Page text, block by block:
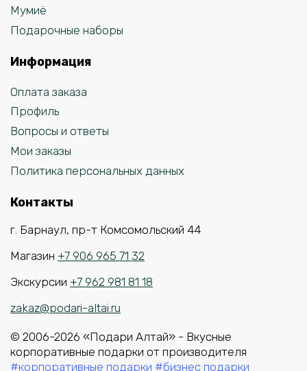
Мумиё
Подарочные наборы
Информация
Оплата заказа
Профиль
Вопросы и ответы
Мои заказы
Политика персональных данных
Контакты
г. Барнаул, пр-т Комсомольский 44
Магазин +7 906 965 71 32
Экскурсии +7 962 981 81 18
zakaz@podari-altai.ru
© 2006-2026 «Подари Алтай» - Вкусные
корпоративные подарки от производителя
#корпоративные подарки #бизнес подарки